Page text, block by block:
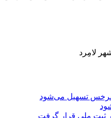
لامِرد
سرخس تسهیل می‌شود